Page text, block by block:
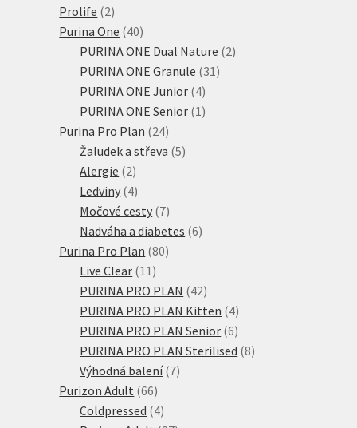
Prolife 22
produkty
Purina One 4040
produktů
PURINA ONE Dual Nature 22
PURINA ONE Granule 31 31
PURINA ONE Junior 44
produkty
PURINA ONE Senior 1 1
Purina Pro Plan 2424
produktů
Žaludek a střeva 55
Alergie 22
produkty
Ledviny 44
produkty
Močové cesty 77
produktů
Nadváha a diabetes 66
Purina Pro Plan 8080
Live Clear 11 11
produktů
PURINA PRO PLAN 4242
produktů
PURINA PRO PLAN Kitten 44
produkty
PURINA PRO PLAN Senior 66
produktů
PURINA PRO PLAN Sterilised 88
Výhodná balení 77
Purizon Adult 6666
produktů
Coldpressed 44